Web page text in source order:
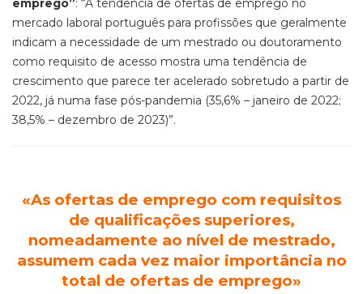
emprego”: “A tendência de ofertas de emprego no
mercado laboral português para profissões que geralmente
indicam a necessidade de um mestrado ou doutoramento
como requisito de acesso mostra uma tendência de
crescimento que parece ter acelerado sobretudo a partir de
2022, já numa fase pós-pandemia (35,6% – janeiro de 2022;
38,5% – dezembro de 2023)”.
«As ofertas de emprego com requisitos
de qualificações superiores,
nomeadamente ao nível de mestrado,
assumem cada vez maior importância no
total de ofertas de emprego»